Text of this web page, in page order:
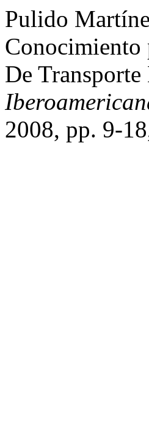
Pulido
De
2008, pp. 9-